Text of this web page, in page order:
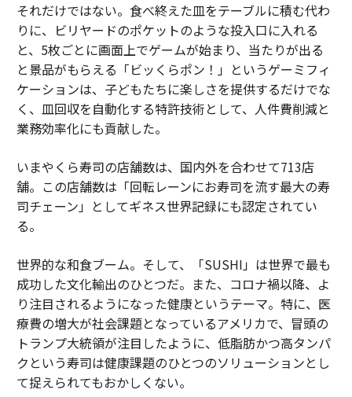
それだけではない。食べ終えた皿をテーブルに積む代わ
りに、ビリヤードのポケットのような投入口に入れる
と、5枚ごとに画面上でゲームが始まり、当たりが出る
と景品がもらえる「ビッくらポン！」というゲーミフィ
ケーションは、子どもたちに楽しさを提供するだけでな
く、皿回収を自動化する特許技術として、人件費削減と
業務効率化にも貢献した。
いまやくら寿司の店舗数は、国内外を合わせて713店
舗。この店舗数は「回転レーンにお寿司を流す最大の寿
司チェーン」としてギネス世界記録にも認定されてい
る。
世界的な和食ブーム。そして、「SUSHI」は世界で最も
成功した文化輸出のひとつだ。また、コロナ禍以降、よ
り注目されるようになった健康というテーマ。特に、医
療費の増大が社会課題となっているアメリカで、冒頭の
トランプ大統領が注目したように、低脂肪かつ高タンパ
クという寿司は健康課題のひとつのソリューションとし
て捉えられてもおかしくない。